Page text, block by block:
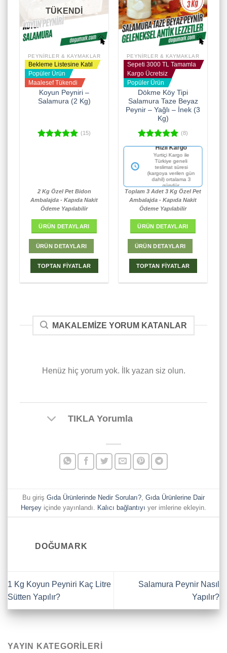
TÜKENDİ
PEYNIRLER & KAYMAKLAR
Bekleme Listesine Katıl
Popüler Ürün
Maalesef Tükendi
Koyun Peyniri –
Salamura (2 Kg)
(15)
2 Kg Özel Pet Bidon
Ambalajda - Kapıda Nakit
Ödeme Yapılabilir
ÜRÜN DETAYLARI
ÜRÜN DETAYLARI
TOPTAN FİYATLAR
PEYNIRLER & KAYMAKLAR
Sepeti 3000 TL Tamamla
Kargo Ücretsiz
Popüler Ürün
Dökme Köy Tipi
Salamura Taze Beyaz
Peynir – Yağlı – İnek (3
Kg)
5 üzerinden
oy
(8)
Hızlı Kargo
Yurtiçi Kargo ile
Türkiye geneli
teslimat süresi
(kargoya verilen gün
dahil) ortalama 3
gündür.
Toplam 3 Adet 3 Kg Özel Pet
Ambalajda - Kapıda Nakit
Ödeme Yapılabilir
ÜRÜN DETAYLARI
ÜRÜN DETAYLARI
TOPTAN FİYATLAR
MAKALEMIZE YORUM KATANLAR
Henüz hiç yorum yok. İlk yazan siz olun.
TIKLA Yorumla
Bu giriş Gıda Ürünlerinde Nedir Soruları? Gıda Ürünlerine Dair
Herşey içinde yayınlandı. Kalıcı bağlantıyı yer imlerine ekleyin.
DOĞUMARK
1 Kg Koyun Peyniri Kaç Litre
Sütten Yapılır?
Salamura Peynir Nasıl
Yapılır?
YAYIN KATEGORILERI